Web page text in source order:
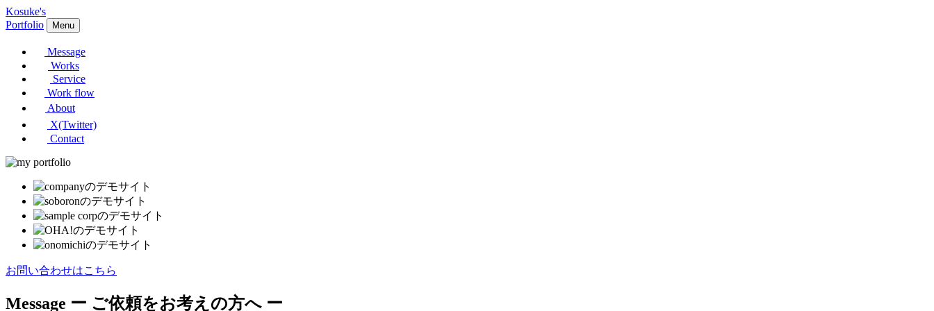
Kosuke's
Portfolio
Menu
Message
Works
Service
Work flow
About
X(Twitter)
Contact
お問い合わせはこちら
Message ー ご依頼をお考えの方へ ー